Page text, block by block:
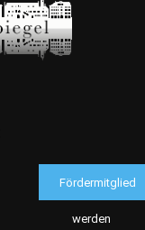
Fördermitglied
werden